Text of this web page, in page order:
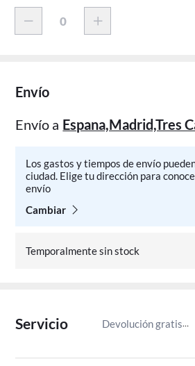
Envío
Envío a Espana,Madrid,Tres
Los gastos y tiempos de envío
ciudad. Elige tu dirección para
envío
Cambiar
Temporalmente sin stock
Servicio Devolución gratis